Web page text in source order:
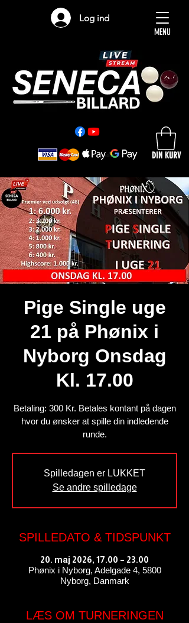
MENU
DIN KURV
Log ind
Pige Single uge
21 på Phønix i
Nyborg Onsdag
Kl. 17.00
Betaling: 300 Kr. Betales kontant på dagen
hvor du ønsker at spille din indledende
runde.
Spilledagen er LUKKET
Se andre spilledage
SPILLEDATO & TIDSPUNKT
20. maj 2026, 17.00 – 23.00
Phønix i Nyborg, Adelgade 4, 5800
Nyborg, Danmark
LÆS OM TURNERINGEN